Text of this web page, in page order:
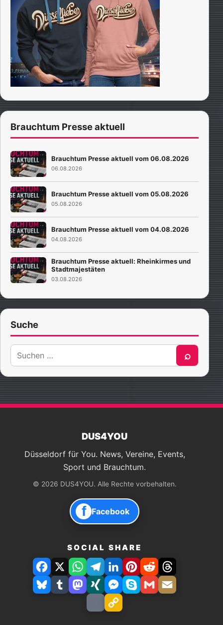
Brauchtum Presse aktuell
Brauchtum Presse aktuell vom 06.08.2026
06.08.2026
Brauchtum Presse aktuell vom 05.08.2026
05.08.2026
Brauchtum Presse aktuell vom 04.08.2026
04.08.2026
Brauchtum Presse aktuell: Rheinkirmes und
Stadtmajestäten
03.08.2026
Suche
Suche
nach:
⌕
DUS4YOU
Düsseldorf für You. News, Vereine, Events,
Sport und Brauchtum.
© 2026 DUS4YOU. Alle Rechte vorbehalten.
f Facebook
SOCIAL SHARE
Facebook
X WhatsApp
Telegram
LinkedInPinterest
RedditThreads
BlueskyTumblrMastodon
XingFacebook
Messenger
SkypeGmailE-
Drucken
Link